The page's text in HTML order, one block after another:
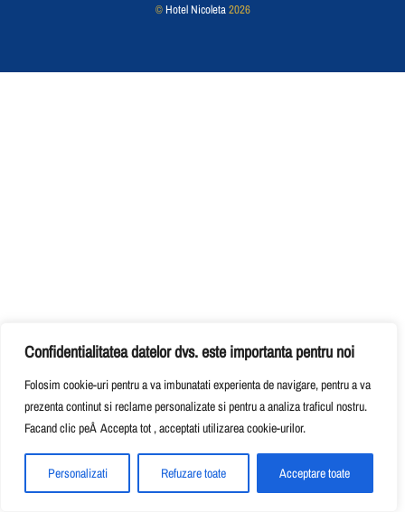
Confidentialitatea datelor dvs. este importanta pentru noi
Folosim cookie-uri pentru a va imbunatati experienta de navigare, pentru a va
prezenta continut si reclame personalizate si pentru a analiza traficul nostru.
Facand clic peÂ Accepta tot , acceptati utilizarea cookie-urilor.
Personalizati Refuzare toate Acceptare toate
© Hotel Nicoleta2026